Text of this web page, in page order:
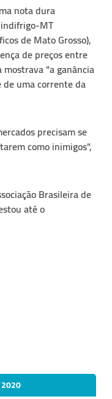
nota dura
MT
de Mato Grosso),
de preços entre
"a ganância
uma corrente da
precisam se
como inimigos",
Brasileira de
até o